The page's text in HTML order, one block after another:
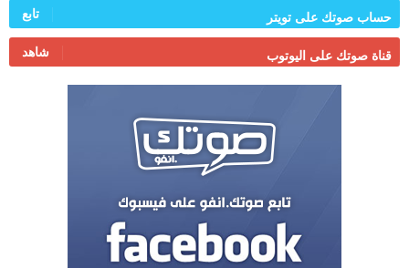
حساب صوتك على تويتر تابع
قناة صوتك على اليوتوب شاهد